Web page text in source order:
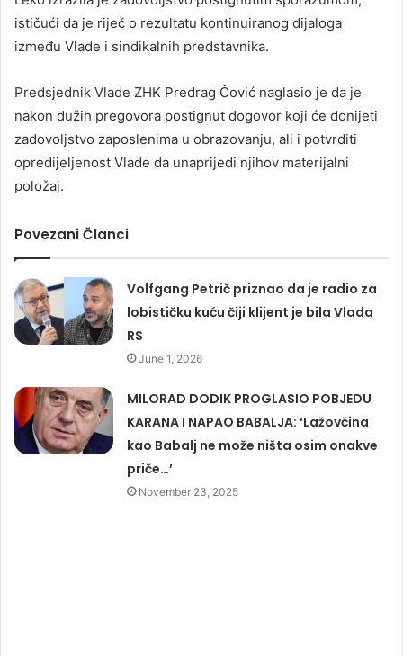
ističući da je riječ o rezultatu kontinuiranog dijaloga
između Vlade i sindikalnih predstavnika.
Predsjednik Vlade ZHK Predrag Čović naglasio je da je
nakon dužih pregovora postignut dogovor koji će donijeti
zadovoljstvo zaposlenima u obrazovanju, ali i potvrditi
opredijeljenost Vlade da unaprijedi njihov materijalni
položaj.
Povezani Članci
Volfgang Petrič priznao da je radio za
lobističku kuću čiji klijent je bila Vlada
RS
June 1, 2026
MILORAD DODIK PROGLASIO POBJEDU
KARANA I NAPAO BABALJA: ‘Lažovčina
kao Babalj ne može ništa osim onakve
priče…’
November 23, 2025